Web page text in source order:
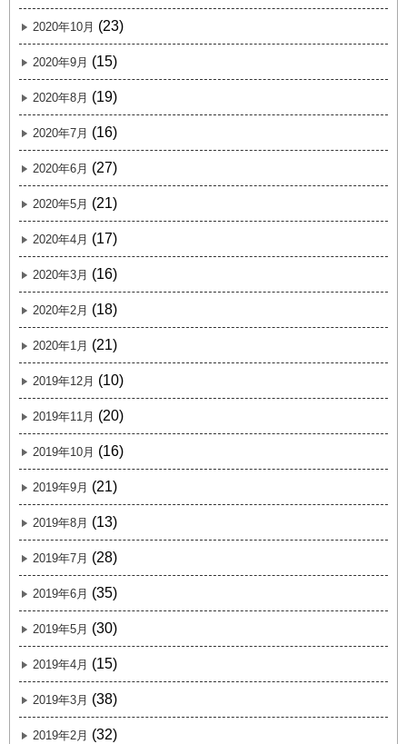
2020年10月 (23)
2020年9月 (15)
2020年8月 (19)
2020年7月 (16)
2020年6月 (27)
2020年5月 (21)
2020年4月 (17)
2020年3月 (16)
2020年2月 (18)
2020年1月 (21)
2019年12月 (10)
2019年11月 (20)
2019年10月 (16)
2019年9月 (21)
2019年8月 (13)
2019年7月 (28)
2019年6月 (35)
2019年5月 (30)
2019年4月 (15)
2019年3月 (38)
2019年2月 (32)